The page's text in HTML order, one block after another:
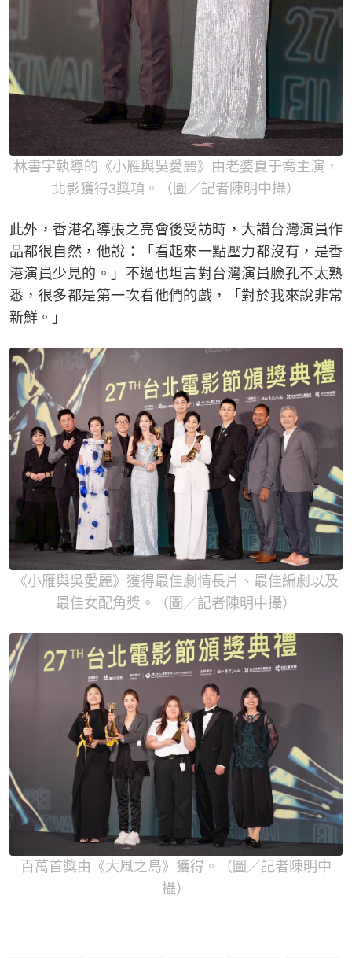
林書宇執導的《小雁與吳愛麗》由老婆夏于喬主演，
北影獲得3獎項。（圖／記者陳明中攝）
此外，香港名導張之亮會後受訪時，大讚台灣演員作
品都很自然，他說：「看起來一點壓力都沒有，是香
港演員少見的。」不過也坦言對台灣演員臉孔不太熟
悉，很多都是第一次看他們的戲，「對於我來說非常
新鮮。」
《小雁與吳愛麗》獲得最佳劇情長片、最佳編劇以及
最佳女配角獎。（圖／記者陳明中攝）
百萬首獎由《大風之島》獲得。（圖／記者陳明中
攝）